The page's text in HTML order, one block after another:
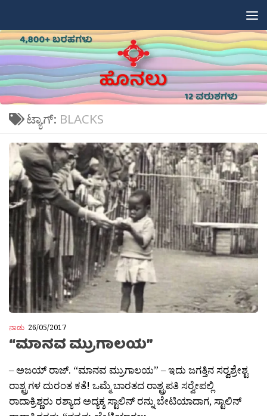
ಟ್ಯಾಗ್: BLACKS
ನಾಡು 26/05/2017
“ಮಾನವ ಮ್ರುಗಾಲಯ”
– ಅಜಯ್ ರಾಜ್. “ಮಾನವ ಮ್ರುಗಾಲಯ” – ಇದು ಜಗತ್ತಿನ ಸರ‍್ವಶ್ರೇಶ್ಟ
ರಾಶ್ಟ್ರಗಳ ದುರಂತ ಕತೆ! ಒಮ್ಮೆ ಬಾರತದ ರಾಶ್ಟ್ರಪತಿ ಸರ‍್ವೇಪಲ್ಲಿ
ರಾದಾಕ್ರಿಶ್ಣರು ರಶ್ಯಾದ ಅದ್ಯಕ್ಶ ಸ್ಟಾಲಿನ್ ರನ್ನು ಬೇಟಿಯಾದಾಗ, ಸ್ಟಾಲಿನ್